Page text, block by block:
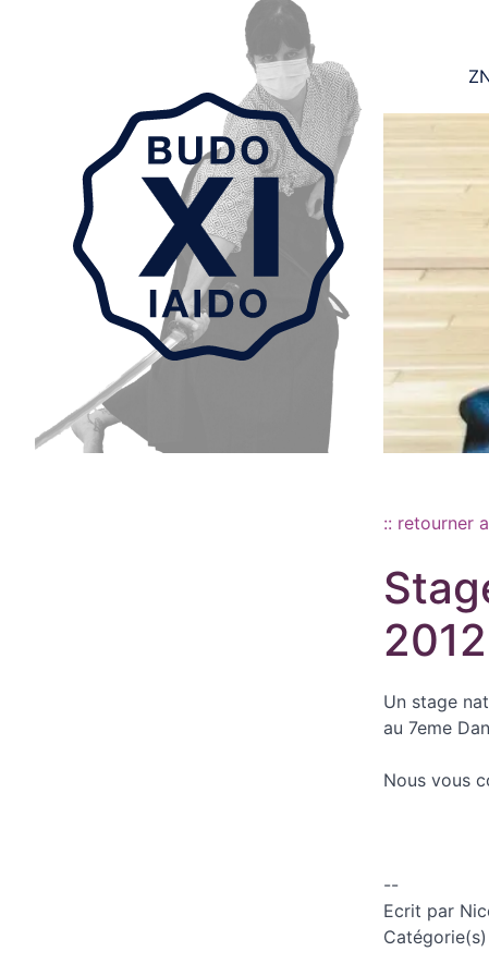
:: retourner
2012
Un stage
au 7eme
Nous vous
--
Ecrit par
Catégorie(s)